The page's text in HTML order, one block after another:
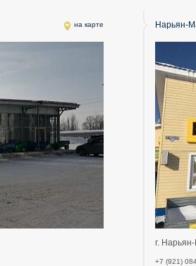
на карте Нарьян-
г.
+7 (921)